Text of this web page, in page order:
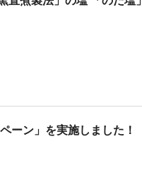
ーン」を実施しました！